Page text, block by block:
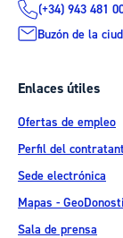
(+34) 943 481
Buzón de la
Enlaces útiles
Ofertas de empleo
Perfil del
Sede electrónica
Mapas -
Sala de prensa